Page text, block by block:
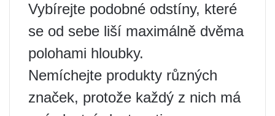
Vybírejte podobné odstíny, které
se od sebe liší maximálně dvěma
polohami hloubky.
Nemíchejte produkty různých
značek, protože každý z nich má